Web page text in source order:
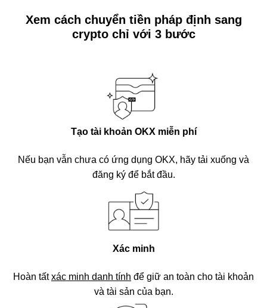
Xem cách chuyển tiền pháp định sang
crypto chỉ với 3 bước
Tạo tài khoản OKX miễn phí
Nếu bạn vẫn chưa có ứng dụng OKX, hãy tải xuống và
đăng ký để bắt đầu.
Xác minh
Hoàn tấtxác minh danh tính để giữ an toàn cho tài khoản
và tài sản của bạn.